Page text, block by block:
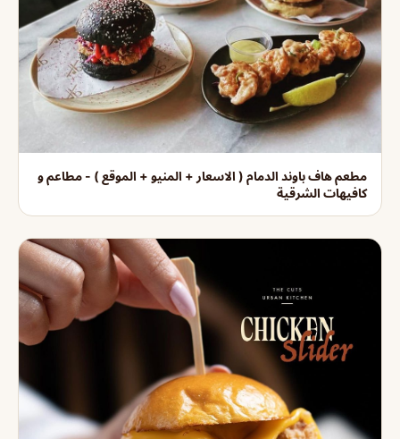
مطعم هاف باوند الدمام ( الاسعار + المنيو + الموقع ) - مطاعم و
كافيهات الشرقية